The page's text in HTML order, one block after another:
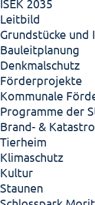
ISEK 2035
Leitbild
Grundstücke und
Bauleitplanung
Denkmalschutz
Förderprojekte
Kommunale
Programme der
Brand- &
Tierheim
Klimaschutz
Kultur
Staunen